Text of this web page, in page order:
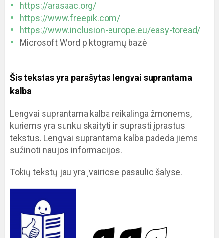
https://arasaac.org/
https://www.freepik.com/
https://www.inclusion-europe.eu/easy-toread/
Microsoft Word piktogramų bazė
Šis tekstas yra parašytas lengvai suprantama
kalba
Lengvai suprantama kalba reikalinga žmonėms,
kuriems yra sunku skaityti ir suprasti įprastus
tekstus. Lengvai suprantama kalba padeda jiems
sužinoti naujos informacijos.
Tokių tekstų jau yra įvairiose pasaulio šalyse.